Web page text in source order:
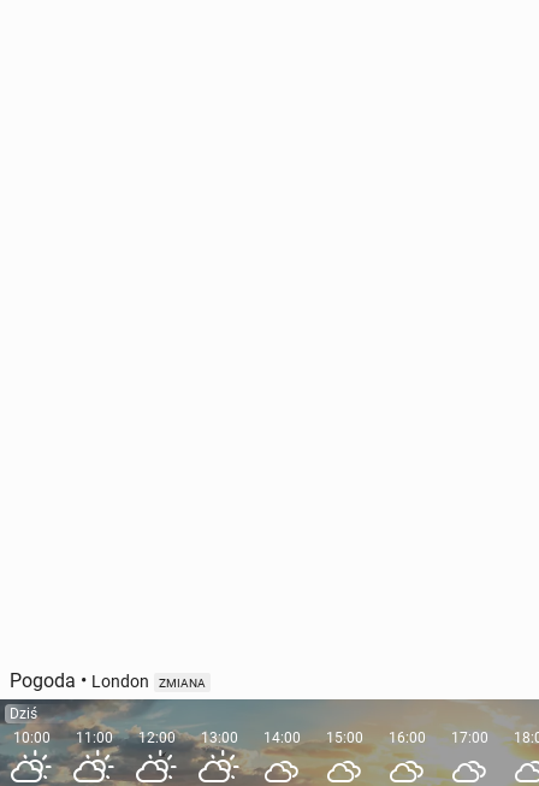
Pogoda • London ZMIANA
Dziś
10:00
11:00 12:00 13:00 14:00 15:00 16:00 17:00